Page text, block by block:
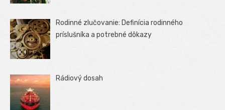
Rodinné zlučovanie: Definícia rodinného
príslušníka a potrebné dôkazy
Rádiový dosah